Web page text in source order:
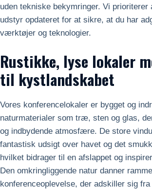
uden tekniske bekymringer. Vi prioriterer
udstyr opdateret for at sikre, at du har
værktøjer og teknologier.
Rustikke, lyse lokaler
til kystlandskabet
Vores konferencelokaler er bygget og
naturmaterialer som træ, sten og glas,
og indbydende atmosfære. De store
fantastisk udsigt over havet og det
hvilket bidrager til en afslappet og
Den omkringliggende natur danner
konferenceoplevelse, der adskiller sig